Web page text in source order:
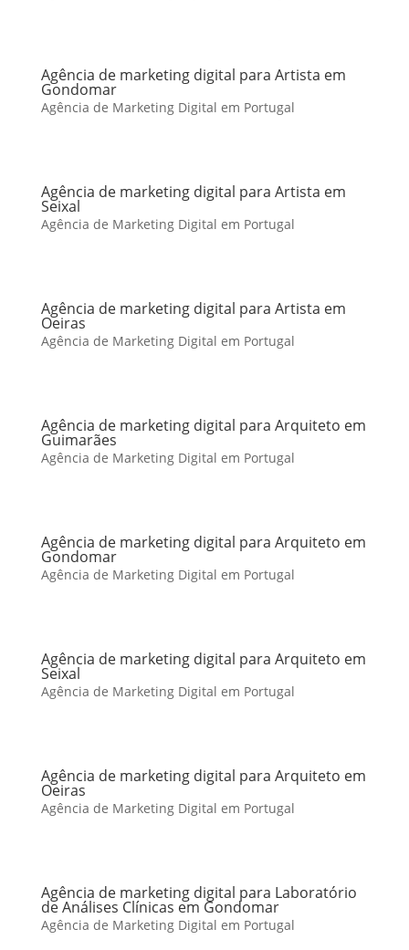
Agência de marketing digital para Artista em
Gondomar
Agência de Marketing Digital em Portugal
Agência de marketing digital para Artista em
Seixal
Agência de Marketing Digital em Portugal
Agência de marketing digital para Artista em
Oeiras
Agência de Marketing Digital em Portugal
Agência de marketing digital para Arquiteto em
Guimarães
Agência de Marketing Digital em Portugal
Agência de marketing digital para Arquiteto em
Gondomar
Agência de Marketing Digital em Portugal
Agência de marketing digital para Arquiteto em
Seixal
Agência de Marketing Digital em Portugal
Agência de marketing digital para Arquiteto em
Oeiras
Agência de Marketing Digital em Portugal
Agência de marketing digital para Laboratório
de Análises Clínicas em Gondomar
Agência de Marketing Digital em Portugal